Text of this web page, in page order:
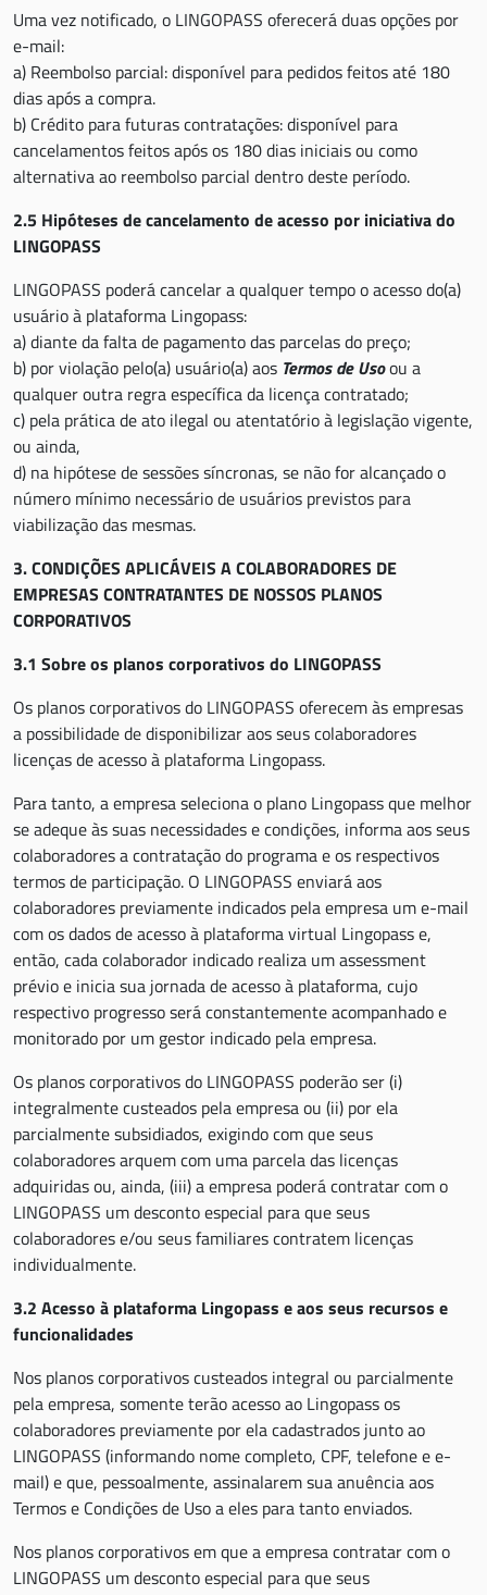
Uma vez notificado, o LINGOPASS oferecerá duas opções por
e-mail:
a) Reembolso parcial: disponível para pedidos feitos até 180
dias após a compra.
b) Crédito para futuras contratações: disponível para
cancelamentos feitos após os 180 dias iniciais ou como
alternativa ao reembolso parcial dentro deste período.
2.5 Hipóteses de cancelamento de acesso por iniciativa do
LINGOPASS
LINGOPASS poderá cancelar a qualquer tempo o acesso do(a)
usuário à plataforma Lingopass:
a) diante da falta de pagamento das parcelas do preço;
b) por violação pelo(a) usuário(a) aos Termos de Usoou a
qualquer outra regra específica da licença contratado;
c) pela prática de ato ilegal ou atentatório à legislação vigente,
ou ainda,
d) na hipótese de sessões síncronas, se não for alcançado o
número mínimo necessário de usuários previstos para
viabilização das mesmas.
3. CONDIÇÕES APLICÁVEIS A COLABORADORES DE
EMPRESAS CONTRATANTES DE NOSSOS PLANOS
CORPORATIVOS
3.1 Sobre os planos corporativos do LINGOPASS
Os planos corporativos do LINGOPASS oferecem às empresas
a possibilidade de disponibilizar aos seus colaboradores
licenças de acesso à plataforma Lingopass.
Para tanto, a empresa seleciona o plano Lingopass que melhor
se adeque às suas necessidades e condições, informa aos seus
colaboradores a contratação do programa e os respectivos
termos de participação. O LINGOPASS enviará aos
colaboradores previamente indicados pela empresa um e-mail
com os dados de acesso à plataforma virtual Lingopass e,
então, cada colaborador indicado realiza um assessment
prévio e inicia sua jornada de acesso à plataforma, cujo
respectivo progresso será constantemente acompanhado e
monitorado por um gestor indicado pela empresa.
Os planos corporativos do LINGOPASS poderão ser (i)
integralmente custeados pela empresa ou (ii) por ela
parcialmente subsidiados, exigindo com que seus
colaboradores arquem com uma parcela das licenças
adquiridas ou, ainda, (iii) a empresa poderá contratar com o
LINGOPASS um desconto especial para que seus
colaboradores e/ou seus familiares contratem licenças
individualmente.
3.2 Acesso à plataforma Lingopass e aos seus recursos e
funcionalidades
Nos planos corporativos custeados integral ou parcialmente
pela empresa, somente terão acesso ao Lingopass os
colaboradores previamente por ela cadastrados junto ao
LINGOPASS (informando nome completo, CPF, telefone e e-
mail) e que, pessoalmente, assinalarem sua anuência aos
Termos e Condições de Uso a eles para tanto enviados.
Nos planos corporativos em que a empresa contratar com o
LINGOPASS um desconto especial para que seus